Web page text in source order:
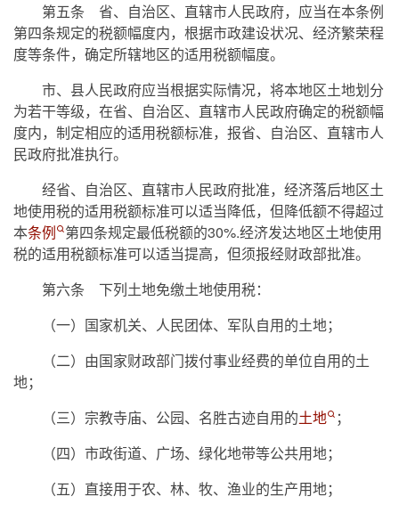
第五条 省、自治区、直辖市人民政府，应当在本条例
第四条规定的税额幅度内，根据市政建设状况、经济繁荣程
度等条件，确定所辖地区的适用税额幅度。
市、县人民政府应当根据实际情况，将本地区土地划分
为若干等级，在省、自治区、直辖市人民政府确定的税额幅
度内，制定相应的适用税额标准，报省、自治区、直辖市人
民政府批准执行。
经省、自治区、直辖市人民政府批准，经济落后地区土
地使用税的适用税额标准可以适当降低，但降低额不得超过
本条例 第四条规定最低税额的30%.经济发达地区土地使用
税的适用税额标准可以适当提高，但须报经财政部批准。
第六条 下列土地免缴土地使用税：
（一）国家机关、人民团体、军队自用的土地；
（二）由国家财政部门拨付事业经费的单位自用的土
地；
（三）宗教寺庙、公园、名胜古迹自用的土地 ；
（四）市政街道、广场、绿化地带等公共用地；
（五）直接用于农、林、牧、渔业的生产用地；